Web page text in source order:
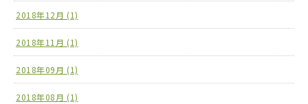
2018年12月 (1)
2018年11月 (1)
2018年09月 (1)
2018年08月 (1)